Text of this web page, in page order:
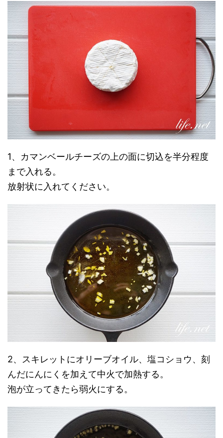
1、カマンベールチーズの上の面に切込を半分程度
まで入れる。
放射状に入れてください。
2、スキレットにオリーブオイル、塩コショウ、刻
んだにんにくを加えて中火で加熱する。
泡が立ってきたら弱火にする。